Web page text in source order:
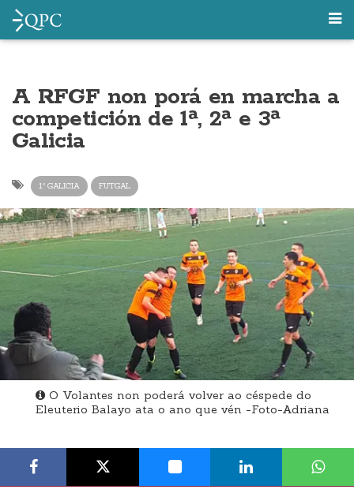
A RFGF non porá en marcha a
competición de 1ª, 2ª e 3ª
Galicia
1ª GALICIA FUTGAL
O Volantes non poderá volver ao céspede do
Eleuterio Balayo ata o ano que vén -Foto-Adriana